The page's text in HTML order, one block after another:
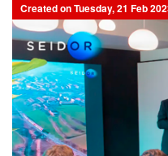
La Festibity
Partners
Mencions
Notícies
Mèdia
Created on Tuesday, 21 Feb